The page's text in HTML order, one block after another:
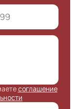
соглашение